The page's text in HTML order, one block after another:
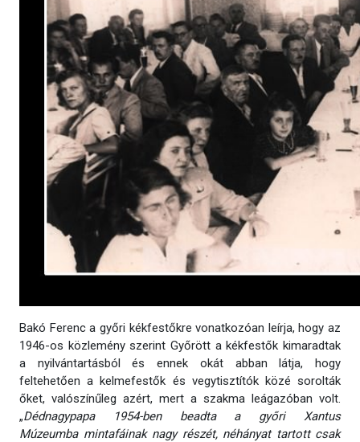
Bakó Ferenc a győri kékfestőkre vonatkozóan leírja, hogy az
1946-os közlemény szerint Győrött a kékfestők kimaradtak
a nyilvántartásból és ennek okát abban látja, hogy
feltehetően a kelmefestők és vegytisztítók közé sorolták
őket, valószínűleg azért, mert a szakma leágazóban volt.
„Dédnagypapa 1954-ben beadta a győri Xantus
Múzeumba mintafáinak nagy részét, néhányat tartott csak